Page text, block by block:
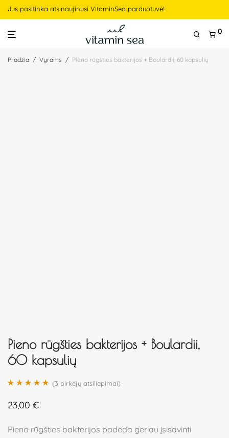
Jus pasitinka atsinaujinusi VitaminSea parduotuvė!
0
Pradžia / Vyrams / Pieno rūgšties bakterijos + Boulardii, 60 kapsulių
Pieno rūgšties bakterijos + Boulardii,
60 kapsulių
5.00iš 5 (viso
(3 pirkėjų atsiliepimai)
23,00 €
Pieno rūgšties bakterijos padeda geriau įsisavinti